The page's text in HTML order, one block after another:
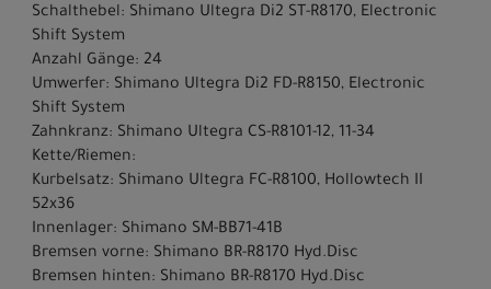
Schalthebel: Shimano Ultegra Di2 ST-R8170, Electronic
Shift System
Anzahl Gänge: 24
Umwerfer: Shimano Ultegra Di2 FD-R8150, Electronic
Shift System
Zahnkranz: Shimano Ultegra CS-R8101-12, 11-34
Kette/Riemen:
Kurbelsatz: Shimano Ultegra FC-R8100, Hollowtech II
52x36
Innenlager: Shimano SM-BB71-41B
Bremsen vorne: Shimano BR-R8170 Hyd.Disc
Bremsen hinten: Shimano BR-R8170 Hyd.Disc